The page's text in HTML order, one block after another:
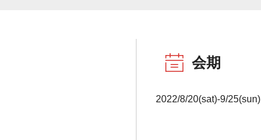
会期
2022/8/20(sat)-9/25(sun)